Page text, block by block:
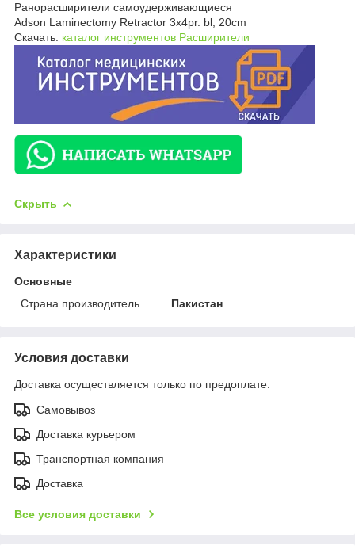
Ранорасширители самоудерживающиеся
Adson Laminectomy Retractor 3x4pr. bl, 20cm
Скачать: каталог инструментов Расширители
Скрыть
Характеристики
Основные
Страна производитель
Пакистан
Условия доставки
Доставка осуществляется только по предоплате.
Самовывоз
Доставка курьером
Транспортная компания
Доставка
Все условия доставки